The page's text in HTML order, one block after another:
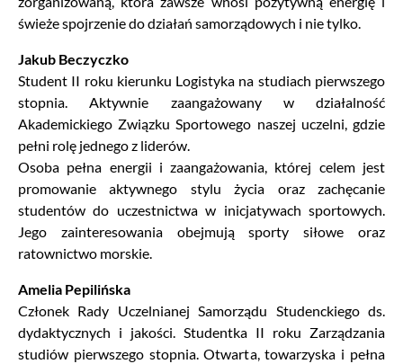
świeże spojrzenie do działań samorządowych i nie tylko.
Jakub Beczyczko
Student II roku kierunku Logistyka na studiach pierwszego
stopnia. Aktywnie zaangażowany w działalność
Akademickiego Związku Sportowego naszej uczelni, gdzie
pełni rolę jednego z liderów.
Osoba pełna energii i zaangażowania, której celem jest
promowanie aktywnego stylu życia oraz zachęcanie
studentów do uczestnictwa w inicjatywach sportowych.
Jego zainteresowania obejmują sporty siłowe oraz
ratownictwo morskie.
Amelia Pepilińska
Członek Rady Uczelnianej Samorządu Studenckiego ds.
dydaktycznych i jakości. Studentka II roku Zarządzania
studiów pierwszego stopnia. Otwarta, towarzyska i pełna